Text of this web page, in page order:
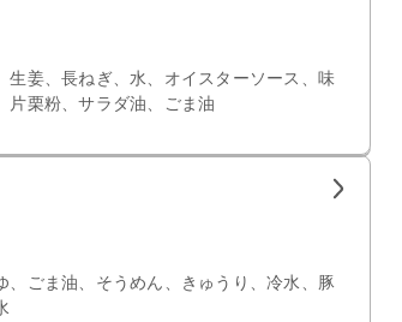
生姜、長ねぎ、水、オイスターソース、味
片栗粉、サラダ油、ごま油
ごま油、そうめん、きゅうり、冷水、豚